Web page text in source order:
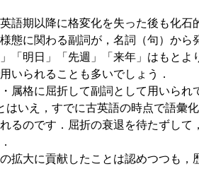
期以降に格変化を失った後も化
態に関わる副詞が，名詞（句）か
「明日」「先週」「来年」はもと
いられることも多いでしょう．
属格に屈折して副詞として用いら
はいえ，すでに古英語の時点で語彙
るのです．屈折の衰退を待たずして
大に貢献したことは認めつつも，